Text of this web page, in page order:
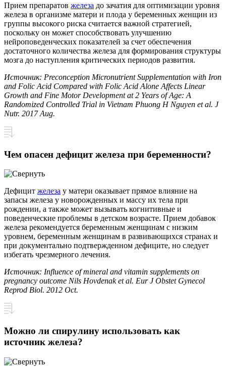
Прием препаратов железа до зачатия для оптимизации уровня
железа в организме матери и плода у беременных женщин из
группы высокого риска считается важной стратегией,
поскольку он может способствовать улучшению
нейроповеденческих показателей за счет обеспечения
достаточного количества железа для формирования структуры
мозга до наступления критических периодов развития.
Источник: Preconception Micronutrient Supplementation with Iron
and Folic Acid Compared with Folic Acid Alone Affects Linear
Growth and Fine Motor Development at 2 Years of Age: A
Randomized Controlled Trial in Vietnam Phuong H Nguyen et al. J
Nutr. 2017 Aug.
Чем опасен дефицит железа при беременности?
Дефицит железа у матери оказывает прямое влияние на
запасы железа у новорожденных и массу их тела при
рождении, а также может вызывать когнитивные и
поведенческие проблемы в детском возрасте. Прием добавок
железа рекомендуется беременным женщинам с низким
уровнем, беременным женщинам в развивающихся странах и
при документально подтвержденном дефиците, но следует
избегать чрезмерного лечения.
Источник: Influence of mineral and vitamin supplements on
pregnancy outcome Nils Hovdenak et al. Eur J Obstet Gynecol
Reprod Biol. 2012 Oct.
Можно ли спирулину использовать как
источник железа?